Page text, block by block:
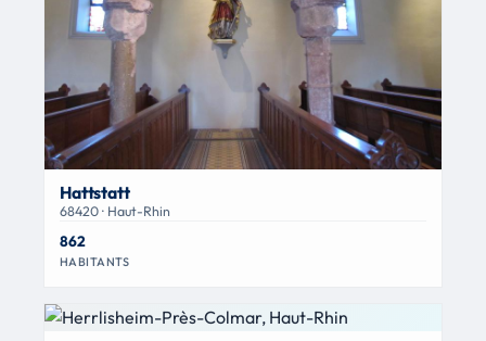
Hattstatt
68420 · Haut-Rhin
862
HABITANTS